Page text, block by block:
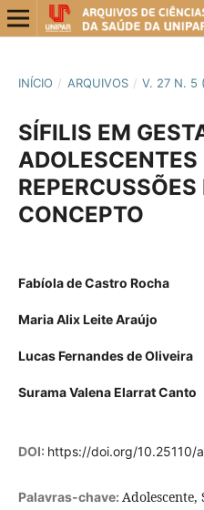
INÍCIO / ARQUIVOS / V. 27 N. 5
SÍFILIS EM
ADOLESCENTES
REPERCUSSÕES
CONCEPTO
Fabíola de Castro Rocha
Maria Alix Leite Araújo
Lucas Fernandes de Oliveira
Surama Valena Elarrat Canto
DOI: https://doi.org/10.25110/
Palavras-chave: Adolescente,